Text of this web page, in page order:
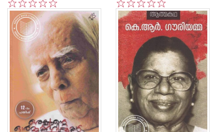
5
4
3
2
1 5
4
3
2
1